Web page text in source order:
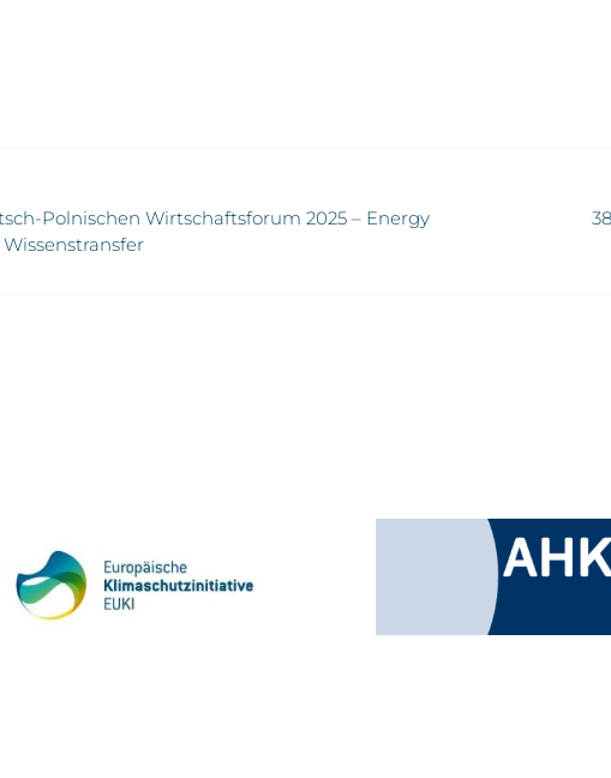
Polnischen Wirtschaftsforum 2025 – Energy